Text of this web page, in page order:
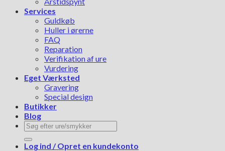
Services
Guldkøb
Huller i ørerne
FAQ
Reparation
Verifikation af ure
Vurdering
Eget Værksted
Gravering
Special design
Butikker
Blog
Søg
efter:
Log ind / Opret en kundekonto